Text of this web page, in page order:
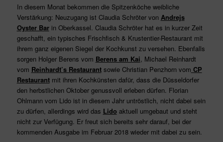
In diesem Monat bekommen die Spitzenköche weibliche
Verstärkung: Neuzugang ist Claudia Schröter von Andrejs
Oyster Barin Oberkassel. Claudia Schröter hat es in kurzer Zeit
geschafft, ein typisches Frischfisch & Krustentier-Restaurant mit
ihrem ganz eigenen Siegel der Kochkunst zu versehen. Ebenfalls
sorgen Holger Berens vom Berens am Kai , Michael Reinhardt
vom Reinhardt’s Restaurantsowie Christian Penzhorn vom CP
Restaurantmit ihren Kochkünsten dafür, dass die Düsseldorfer
den herbstlichen Oktober genussvoll erleben dürfen. Florian
Ohlmann vom Lido ist in diesem Jahr untröstlich, nicht dabei sein
zu dürfen, allerdings wird das Lidoaktuell umgebaut und steht
nicht zur Verfügung. Er freut sich bereits sehr darauf, bei der
kommenden Ausgabe im Februar 2018 wieder mit dabei zu sein.